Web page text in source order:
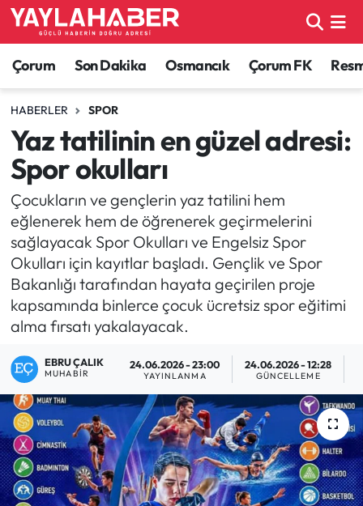
Çorum Son Dakika Osmancık Çorum FK
HABERLER SPOR
Yaz tatilinin en güzel adresi:
Spor okulları
Çocukların ve gençlerin yaz tatilini hem
eğlenerek hem de öğrenerek geçirmelerini
sağlayacak Spor Okulları ve Engelsiz Spor
Okulları için kayıtlar başladı. Gençlik ve Spor
Bakanlığı tarafından hayata geçirilen proje
kapsamında binlerce çocuk ücretsiz spor eğitimi
alma fırsatı yakalayacak.
EBRU ÇALIK
MUHABIR
24.06.2026 - 23:00
YAYINLANMA
24.06.2026 - 12:28
GÜNCELLEME
Alaca Haberleri
Bayat Haberleri
Bilgi - Keşfet Haberleri
Bilim ve Teknoloji
Boğazkale Haberleri
Çorum Haberleri
Çorum Son Dakika Haberleri
Eğitim
Ekonomi
Güncel
Çorum Nöbetçi Eczaneler
Çorum Hava Durumu
Çorum Namaz Vakitleri
Çorum Trafik Yoğunluk Haritası
TFF 1.Lig Puan Durumu ve Fikstür
Tüm Manşetler
Son Dakika Haberleri